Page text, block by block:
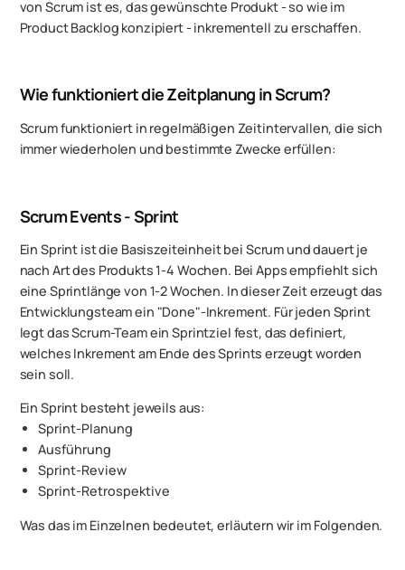
von Scrum ist es, das gewünschte Produkt - so wie im
Product Backlog konzipiert - inkrementell zu erschaffen.
Wie funktioniert die Zeitplanung in Scrum?
Scrum funktioniert in regelmäßigen Zeitintervallen, die sich
immer wiederholen und bestimmte Zwecke erfüllen:
Scrum Events - Sprint
Ein Sprint ist die Basiszeiteinheit bei Scrum und dauert je
nach Art des Produkts 1-4 Wochen. Bei Apps empfiehlt sich
eine Sprintlänge von 1-2 Wochen. In dieser Zeit erzeugt das
Entwicklungsteam ein "Done"-Inkrement. Für jeden Sprint
legt das Scrum-Team ein Sprintziel fest, das definiert,
welches Inkrement am Ende des Sprints erzeugt worden
sein soll.
Ein Sprint besteht jeweils aus:
Sprint-Planung
Ausführung
Sprint-Review
Sprint-Retrospektive
Was das im Einzelnen bedeutet, erläutern wir im Folgenden.